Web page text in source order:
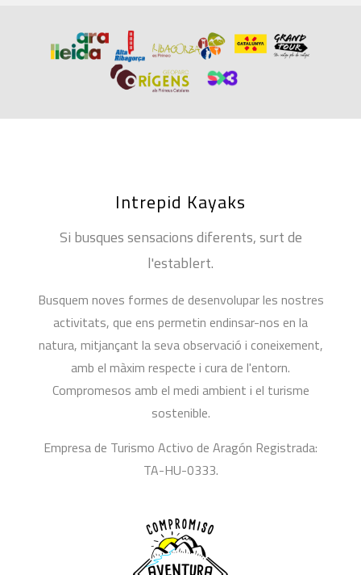
Intrepid Kayaks
Si busques sensacions diferents, surt de
l'establert.
Busquem noves formes de desenvolupar les nostres
activitats, que ens permetin endinsar-nos en la
natura, mitjançant la seva observació i coneixement,
amb el màxim respecte i cura de l'entorn.
Compromesos amb el medi ambient i el turisme
sostenible.
Empresa de Turismo Activo de Aragón Registrada:
TA-HU-0333.